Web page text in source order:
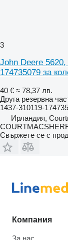
3
John Deere
174735079 за
40 € ≈ 78,37 лв.
Друга резервна
1437-310119-
Ирландия,
Свържете се с
Компания
За нас